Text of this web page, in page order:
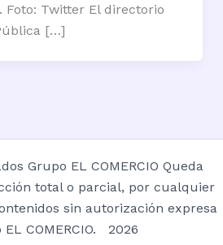
Foto: Twitter El directorio
[…]
Grupo EL COMERCIO Queda
total o parcial, por cualquier
sin autorización expresa
EL COMERCIO. 2026